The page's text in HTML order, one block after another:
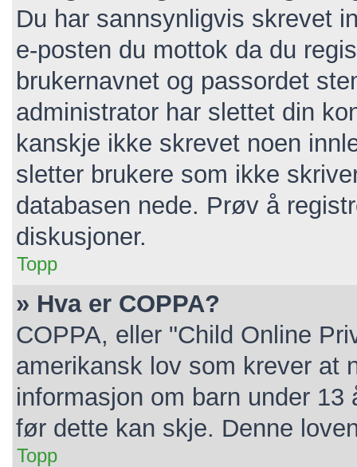
Du har sannsynligvis skrevet
e-posten du mottok da du
brukernavnet og passordet
administrator har slettet din
kanskje ikke skrevet noen
sletter brukere som ikke
databasen nede. Prøv å
diskusjoner.
Topp
» Hva er COPPA?
COPPA, eller "Child Online
amerikansk lov som krever at
informasjon om barn under
før dette kan skje. Denne
Topp